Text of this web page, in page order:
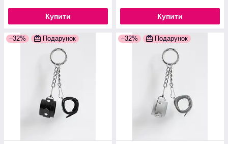
Купити Купити
–32% Подарунок –32% Подарунок